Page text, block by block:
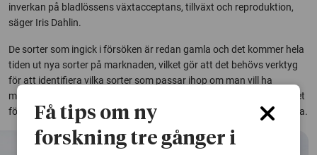
inverkan på bladlössens växtacceptans, tillväxt och reproduktion,
säger Iris Dahlin.
De sorter som ingick i försöken är redan gamla och det kommer hela
tiden ut nya sorter på marknaden, vilket gör att det behövs verktyg
för att identifiera vilka sorter som passar ihop om man vill ha
minskade bladlössangrepp. Forskargruppen vill nu fortsätta arbetet
för att göra sortblandningar till ett effektivt verktyg för lantbrukarna.
Få tips om ny
forskning tre gånger i